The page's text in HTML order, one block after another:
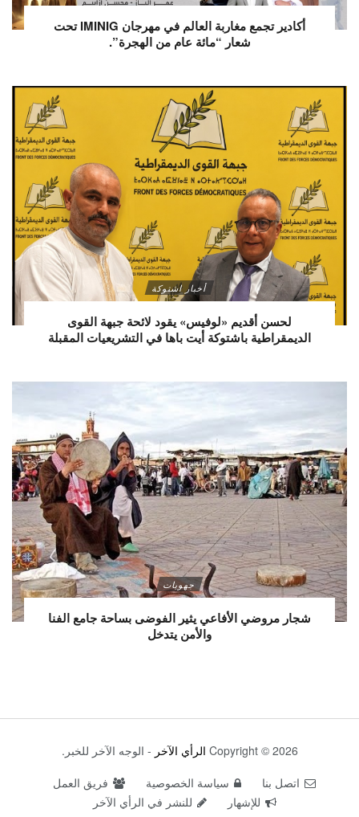
أكادير تجمع مغاربة العالم في مهرجان IMINIG تحت
شعار “مائة عام من الهجرة”.
أخبار اشتوكة
لحسن أقديم «لوفيس» يقود لائحة جبهة القوى
الديمقراطية باشتوكة أيت باها في التشريعيات المقبلة
جهويات
شجار مروضي الأفاعي يثير الفوضى بساحة جامع الفنا
والأمن يتدخل
Copyright © 2026 الرأي الآخر - الوجه الآخر للخبر.
اتصل بنا
سياسة الخصوصية
فريق العمل
للإشهار
للنشر في الرأي الآخر